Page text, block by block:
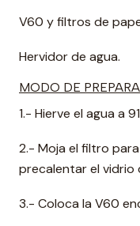
V60 y filtros de
Hervidor de agua.
MODO DE
1.- Hierve el agua a
2.- Moja el filtro
precalentar el vidrio
3.- Coloca la V60